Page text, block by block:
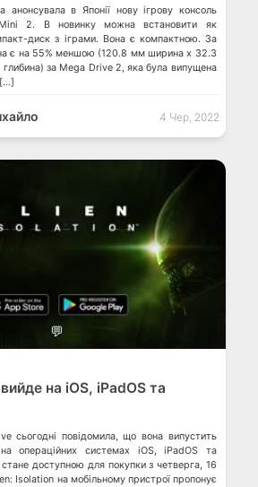
анонсувала в Японії нову ігрову консоль
2. В новинку можна встановити як
диск з іграми. Вона є компактною. За
є на 55% меншою (120.8 мм ширина х 32.3
за Mega Drive 2, яка була випущена
4 Чер, 2022
💬
на iOS, iPadOS та
сьогодні повідомила, що вона випустить
операційних системах iOS, iPadOS та
доступною для покупки з четверга, 16
Isolation на мобільному пристрої пропонує